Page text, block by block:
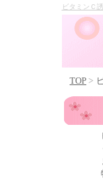
ビタミンＣ
TOP >
ぐら
また、
特にコ